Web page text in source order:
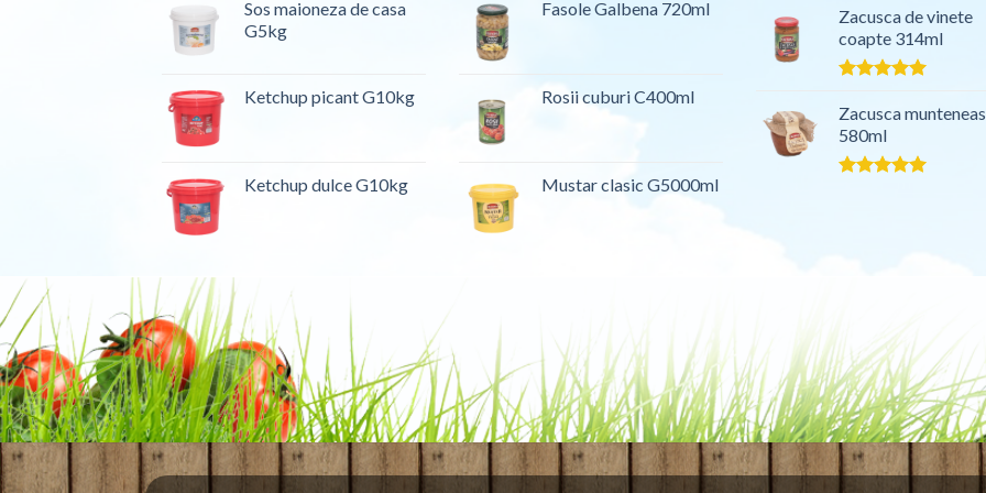
Sos maioneza de casa
G5kg
Ketchup picant G10kg
Ketchup dulce G10kg
Fasole Galbena 720ml
Rosii cuburi C400ml
Mustar clasic G5000ml
5.00din 5
Zacusca de vinete
coapte 314ml
5.00din 5
Zacusca
580ml